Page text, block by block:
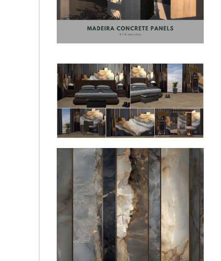
SimspirationBuilds - Madeira Concrete Panels
Set of Midnight Deco Marble Collage Wall Murals By
KLSimsStudio